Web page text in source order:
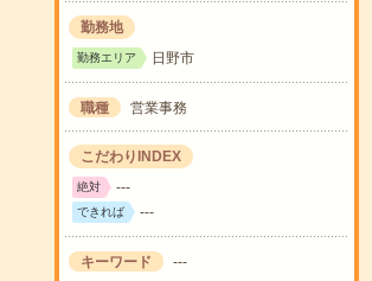
勤務地
勤務エリア 日野市
職種 営業事務
こだわりINDEX
絶対 ---
できれば ---
キーワード ---